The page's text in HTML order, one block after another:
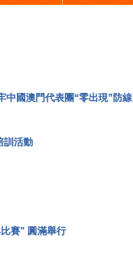
中國澳門代表團“零出現”防線
訓活動
賽" 圓滿舉行